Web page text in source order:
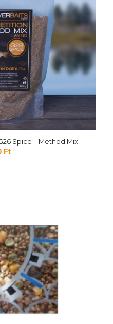
Spice – Method Mix
Ft